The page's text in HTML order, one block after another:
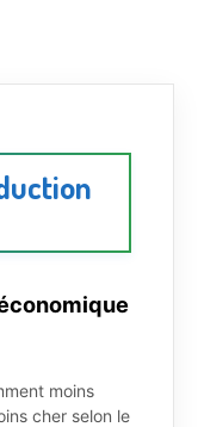
moins
cher selon le